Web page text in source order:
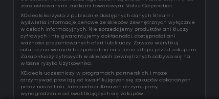
zarejestrowanymi znakami towarowymi Valve Corporation.
XD.deals korzysta z publicznie dostępnych danych Steam i
wyświetla informacje cenowe ze sklepów zewnętrznych wyłącznie
w celach informacyjnych. Nie sprzedajemy produktów ani kluczy
cyfrowych i nie gwarantujemy dokładności, dostępności ani
ważności prezentowanych ofert lub kluczy. Zawsze weryfikuj
ostateczne warunki bezpośrednio na stronie sklepu przed zakupem.
Zakup kluczy cyfrowych w sklepach zewnętrznych odbywa się na
własne ryzyko Użytkownika.
XD.deals uczestniczy w programach partnerskich i może
otrzymywać prowizję od kwalifikujących się zakupów dokonanych
przez nasze linki. Jako partner Amazon otrzymujemy
wynagrodzenie od kwalifikujących się zakupów.